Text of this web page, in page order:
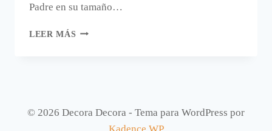
Padre en su tamaño…
LEER MÁS LÁMINA
© 2026 Decora Decora - Tema para WordPress por
Kadence WP